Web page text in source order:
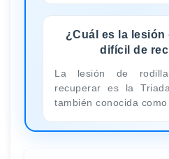
¿Cuál es la
difícil de
La lesión de
recuperar es la
también conocida